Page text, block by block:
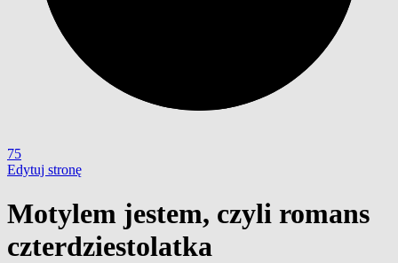
75
Edytuj stronę
Motylem jestem, czyli romans
czterdziestolatka